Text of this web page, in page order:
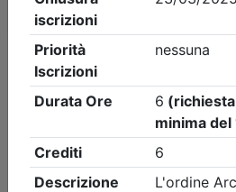
Dettagli evento
A pagamento